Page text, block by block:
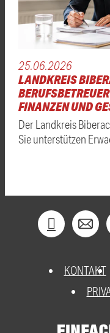
25.06.2026
LANDKREIS
FINANZEN UND
Der Landkreis
Sie unterstützen
KONTAKT